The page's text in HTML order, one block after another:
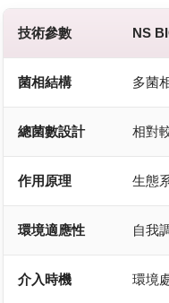
技術參數 NS
菌相結構 多菌
總菌數設計 相對
作用原理 生態
環境適應性 自我
介入時機 環境